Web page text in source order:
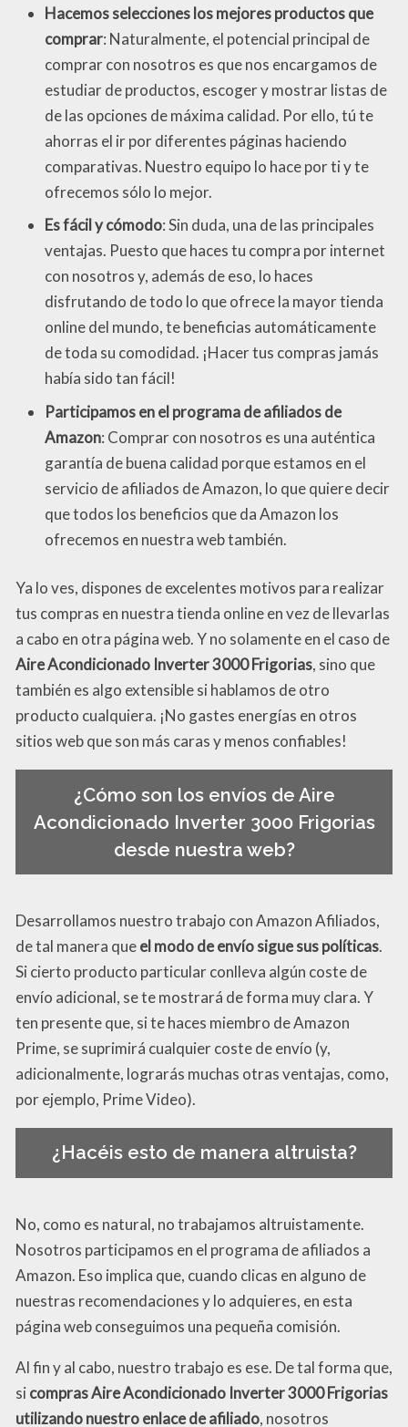
Hacemos selecciones los mejores productos que
comprar: Naturalmente, el potencial principal de
comprar con nosotros es que nos encargamos de
estudiar de productos, escoger y mostrar listas de
de las opciones de máxima calidad. Por ello, tú te
ahorras el ir por diferentes páginas haciendo
comparativas. Nuestro equipo lo hace por ti y te
ofrecemos sólo lo mejor.
Es fácil y cómodo: Sin duda, una de las principales
ventajas. Puesto que haces tu compra por internet
con nosotros y, además de eso, lo haces
disfrutando de todo lo que ofrece la mayor tienda
online del mundo, te beneficias automáticamente
de toda su comodidad. ¡Hacer tus compras jamás
había sido tan fácil!
Participamos en el programa de afiliados de
Amazon: Comprar con nosotros es una auténtica
garantía de buena calidad porque estamos en el
servicio de afiliados de Amazon, lo que quiere decir
que todos los beneficios que da Amazon los
ofrecemos en nuestra web también.
Ya lo ves, dispones de excelentes motivos para realizar
tus compras en nuestra tienda online en vez de llevarlas
a cabo en otra página web. Y no solamente en el caso de
Aire Acondicionado Inverter 3000 Frigorias, sino que
también es algo extensible si hablamos de otro
producto cualquiera. ¡No gastes energías en otros
sitios web que son más caras y menos confiables!
¿Cómo son los envíos de Aire
Acondicionado Inverter 3000 Frigorias
desde nuestra web?
Desarrollamos nuestro trabajo con Amazon Afiliados,
de tal manera queel modo de envío sigue sus políticas.
Si cierto producto particular conlleva algún coste de
envío adicional, se te mostrará de forma muy clara. Y
ten presente que, si te haces miembro de Amazon
Prime, se suprimirá cualquier coste de envío (y,
adicionalmente, lograrás muchas otras ventajas, como,
por ejemplo, Prime Video).
¿Hacéis esto de manera altruista?
No, como es natural, no trabajamos altruistamente.
Nosotros participamos en el programa de afiliados a
Amazon. Eso implica que, cuando clicas en alguno de
nuestras recomendaciones y lo adquieres, en esta
página web conseguimos una pequeña comisión.
Al fin y al cabo, nuestro trabajo es ese. De tal forma que,
si compras Aire Acondicionado Inverter 3000 Frigorias
utilizando nuestro enlace de afiliado, nosotros